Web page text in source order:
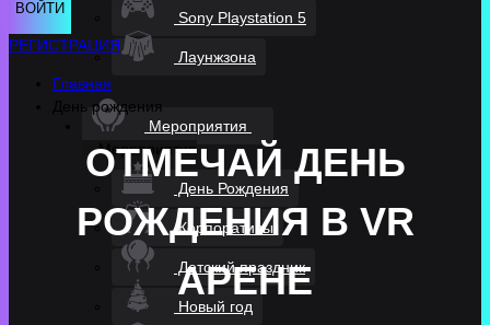
Sony Playstation 5
Лаунжзона
Мероприятия
Мероприятия
День Рождения
Корпоративы
Детский праздник
Новый год
ВОЙТИ
РЕГИСТРАЦИЯ
Главная
День рождения
ОТМЕЧАЙ ДЕНЬ
РОЖДЕНИЯ В VR
АРЕНЕ